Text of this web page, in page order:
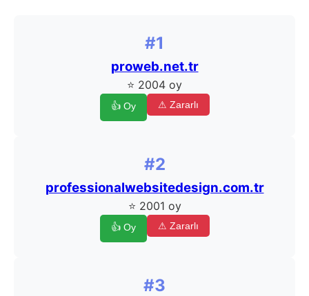
#1
proweb.net.tr
⭐ 2004 oy
👍 Oy ⚠ Zararlı
#2
professionalwebsitedesign.com.tr
⭐ 2001 oy
👍 Oy ⚠ Zararlı
#3